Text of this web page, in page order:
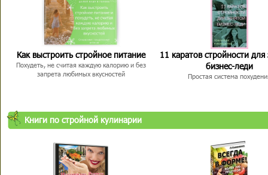
Как выстроить стройное питание
Похудеть, не считая каждую калорию и без
запрета любимых вкусностей
11 каратов стройности для
бизнес-леди
Простая система
Книги по стройной кулинарии